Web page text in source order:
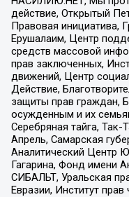
действие, Открытый
Правовая инициатива,
Ерушалаим, Центр
средств массовой
прав заключенных,
движений, Центр
Действие,
защиты прав граждан,
осужденным и их
Серебряная тайга,
Апрель, Самарская
Аналитический Центр
Гагарина, Фонд имени
СИБАЛЬТ, Уральская
Евразии, Институт